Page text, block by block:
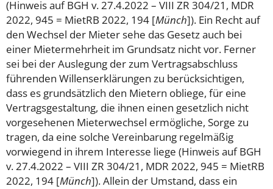
(Hinweis auf BGH v. 27.4.2022 – VIII ZR 304/21, MDR
2022, 945 = MietRB 2022, 194 [Münch]). Ein Recht auf
den Wechsel der Mieter sehe das Gesetz auch bei
einer Mietermehrheit im Grundsatz nicht vor. Ferner
sei bei der Auslegung der zum Vertragsabschluss
führenden Willenserklärungen zu berücksichtigen,
dass es grundsätzlich den Mietern obliege, für eine
Vertragsgestaltung, die ihnen einen gesetzlich nicht
vorgesehenen Mieterwechsel ermögliche, Sorge zu
tragen, da eine solche Vereinbarung regelmäßig
vorwiegend in ihrem Interesse liege (Hinweis auf BGH
v. 27.4.2022 – VIII ZR 304/21, MDR 2022, 945 = MietRB
2022, 194 [Münch]). Allein der Umstand, dass ein